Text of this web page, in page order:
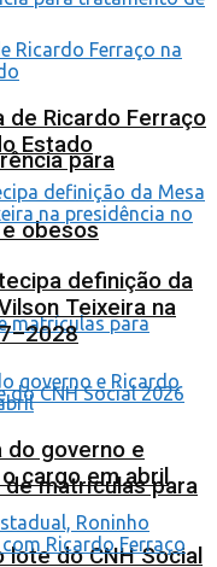
para
obesos
matrículas para
do CNH Social
de Ricardo Ferraço
Estado
definição da
Teixeira na
do governo e
cargo em abril